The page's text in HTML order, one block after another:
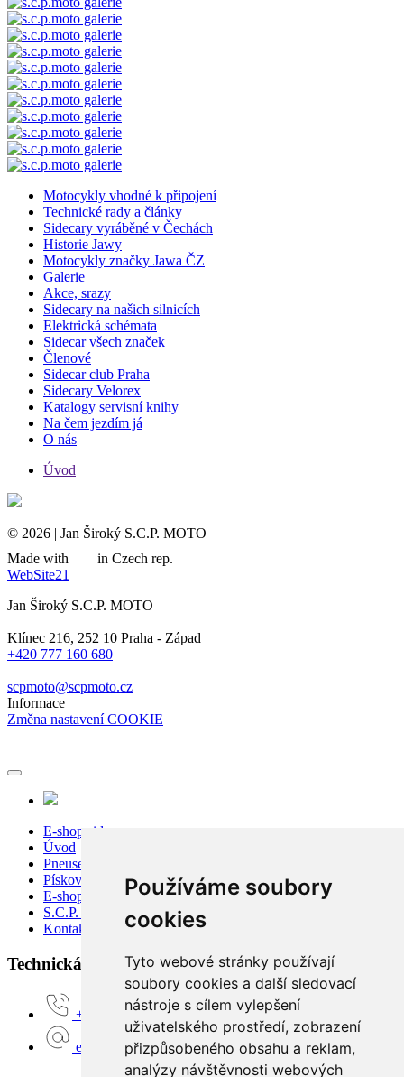
Používáme soubory
cookies
Tyto webové stránky používají
soubory cookies a další sledovací
nástroje s cílem vylepšení
uživatelského prostředí, zobrazení
přizpůsobeného obsahu a reklam,
analýzy návštěvnosti webových
Motocykly vhodné k připojení
Technické rady a články
Sidecary vyráběné v Čechách
Historie Jawy
Motocykly značky Jawa ČZ
Galerie
Akce, srazy
Sidecary na našich silnicích
Elektrická schémata
Sidecar všech značek
Členové
Sidecar club Praha
Sidecary Velorex
Katalogy servisní knihy
Na čem jezdím já
O nás
Úvod
© 2026 | Jan Široký S.C.P. MOTO
Made with
in Czech rep.
WebSite21
Jan Široký S.C.P. MOTO
Klínec 216, 252 10 Praha - Západ
+420 777 160 680
scpmoto@scpmoto.cz
Informace
Změna nastavení COOKIE
E-shop sidecar
Úvod
Pneuservis
Pískování
E-shop
S.C.P. Moto
Kontakty
Technická podpora:
+420 777 160 680
e-shop@scpmoto.cz